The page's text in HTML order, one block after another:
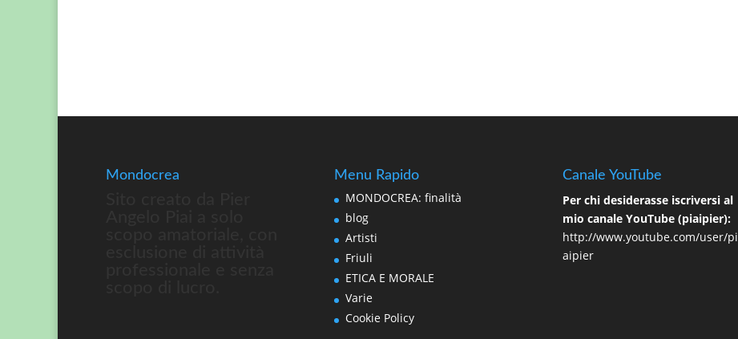
Mondocrea Menu Rapido
MONDOCREA: finalità
blog
Artisti
Friuli
ETICA E MORALE
Varie
Cookie Policy
Canale YouTube
Per chi desiderasse iscriversi al
mio canale YouTube (piaipier):
http://www.youtube.com/user/pi
aipier